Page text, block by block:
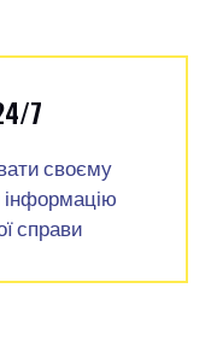
7
своєму
справи